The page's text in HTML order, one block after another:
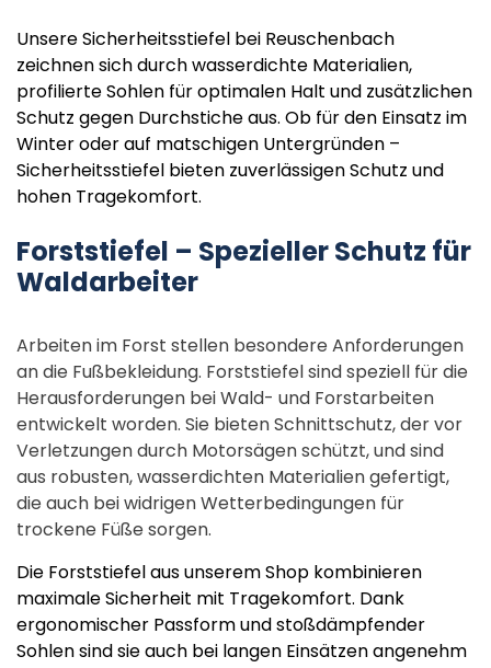
Unsere Sicherheitsstiefel bei Reuschenbach
zeichnen sich durch wasserdichte Materialien,
profilierte Sohlen für optimalen Halt und zusätzlichen
Schutz gegen Durchstiche aus. Ob für den Einsatz im
Winter oder auf matschigen Untergründen –
Sicherheitsstiefel bieten zuverlässigen Schutz und
hohen Tragekomfort.
Forststiefel – Spezieller Schutz für
Waldarbeiter
Arbeiten im Forst stellen besondere Anforderungen
an die Fußbekleidung. Forststiefel sind speziell für die
Herausforderungen bei Wald- und Forstarbeiten
entwickelt worden. Sie bieten Schnittschutz, der vor
Verletzungen durch Motorsägen schützt, und sind
aus robusten, wasserdichten Materialien gefertigt,
die auch bei widrigen Wetterbedingungen für
trockene Füße sorgen.
Die Forststiefel aus unserem Shop kombinieren
maximale Sicherheit mit Tragekomfort. Dank
ergonomischer Passform und stoßdämpfender
Sohlen sind sie auch bei langen Einsätzen angenehm